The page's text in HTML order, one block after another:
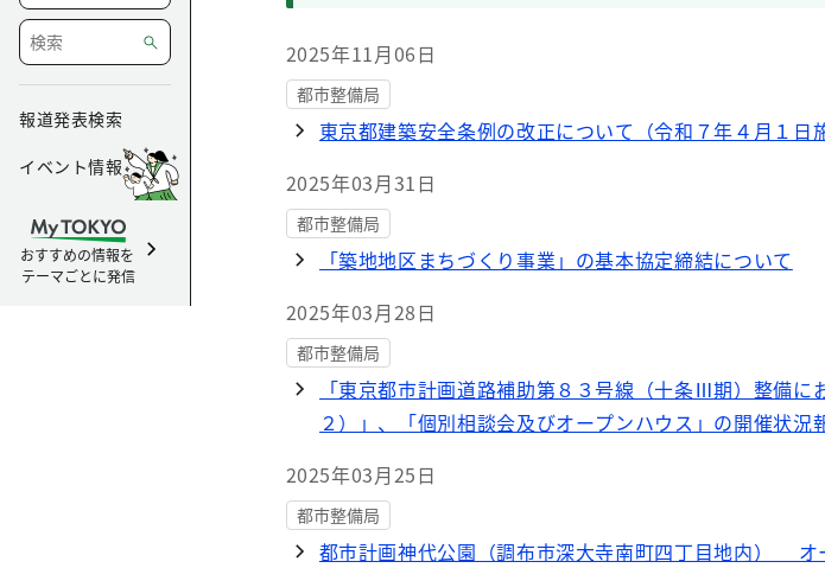
報道発表検索
イベント情報
おすすめの情報を
テーマごとに発信
2025年11月06日
都市整備局
東京都建築安全条例の改正について（令和７年４月１日
2025年03月31日
都市整備局
「築地地区まちづくり事業」の基本協定締結について
2025年03月28日
都市整備局
「東京都市計画道路補助第８３号線（十条Ⅲ期）整備
２）」、「個別相談会及びオープンハウス」の開催状況
2025年03月25日
都市整備局
都市計画神代公園（調布市深大寺南町四丁目地内） オ